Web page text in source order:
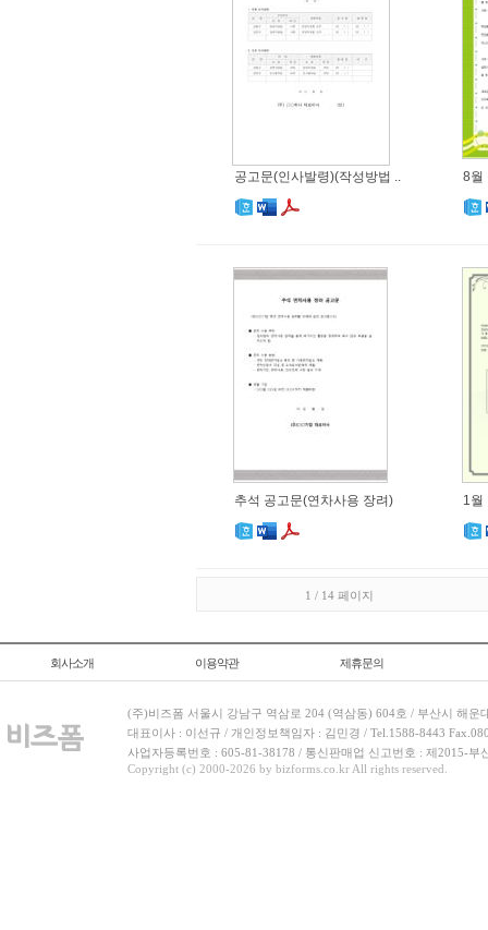
공고문(인사발령)(작성방법 .. 8월
추석 공고문(연차사용 장려) 1월
1 / 14 페이지
회사소개 이용약관 제휴문의
(주)비즈폼 서울시 강남구 역삼로 204 (역삼동) 604호 / 부산시 해운
대표이사 : 이선규 / 개인정보책임자 : 김민경 / Tel.1588-8443
사업자등록번호 : 605-81-38178 / 통신판매업 신고번호 : 제2015-부
Copyright (c) 2000-2026 by bizforms.co.kr All rights reserved.